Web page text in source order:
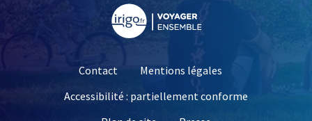
Contact
Mentions légales
Accessibilité : partiellement conforme